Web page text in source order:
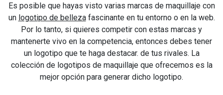
Es posible que hayas visto varias marcas de maquillaje con
un logotipo de bellezafascinante en tu entorno o en la web.
Por lo tanto, si quieres competir con estas marcas y
mantenerte vivo en la competencia, entonces debes tener
un logotipo que te haga destacar. de tus rivales. La
colección de logotipos de maquillaje que ofrecemos es la
mejor opción para generar dicho logotipo.